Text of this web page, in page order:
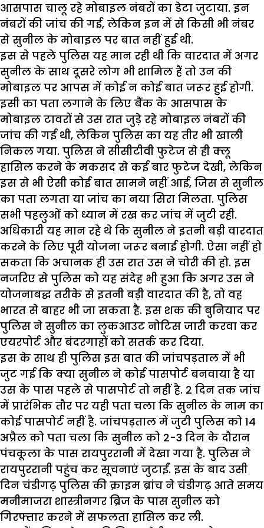
आसपास चालू रहे मोबाइल नंबरों का डेटा जुटाया. इन
नंबरों की जांच की गई, लेकिन इन में से किसी भी नंबर
से सुनील के मोबाइल पर बात नहीं हुई थी.
इस से पहले पुलिस यह मान रही थी कि वारदात में अगर
सुनील के साथ दूसरे लोग भी शामिल हैं तो उन की
मोबाइल पर आपस में कोई न कोई बात जरूर हुई होगी.
इसी का पता लगाने के लिए बैंक के आसपास के
मोबाइल टावरों से उस रात जुड़े रहे मोबाइल नंबरों की
जांच की गई थी, लेकिन पुलिस का यह तीर भी खाली
निकल गया. पुलिस ने सीसीटीवी फुटेज से ही क्लू
हासिल करने के मकसद से कई बार फुटेज देखी, लेकिन
इस से भी ऐसी कोई बात सामने नहीं आई, जिस से सुनील
का पता लगता या जांच का नया सिरा मिलता. पुलिस
सभी पहलुओं को ध्यान में रख कर जांच में जुटी रही.
अधिकारी यह मान रहे थे कि सुनील ने इतनी बड़ी वारदात
करने के लिए पूरी योजना जरूर बनाई होगी. ऐसा नहीं हो
सकता कि अचानक ही उस रात उस ने चोरी की हो. इस
नजरिए से पुलिस को यह संदेह भी हुआ कि अगर उस ने
योजनाबद्ध तरीके से इतनी बड़ी वारदात की है, तो वह
भारत से बाहर भी जा सकता है. इस शक की बुनियाद पर
पुलिस ने सुनील का लुकआउट नोटिस जारी करवा कर
एयरपोर्ट और बंदरगाहों को सतर्क कर दिया.
इस के साथ ही पुलिस इस बात की जांचपड़ताल में भी
जुट गई कि क्या सुनील ने कोई पासपोर्ट बनवाया है या
उस के पास पहले से पासपोर्ट तो नहीं है. 2 दिन तक जांच
में प्रारंभिक तौर पर यही पता चला कि सुनील के नाम का
कोई पासपोर्ट नहीं है. जांचपड़ताल में जुटी पुलिस को 14
अप्रैल को पता चला कि सुनील को 2-3 दिन के दौरान
पंचकूला के पास रायपुररानी में देखा गया है. पुलिस ने
रायपुररानी पहुंच कर सूचनाएं जुटाईं. इस के बाद उसी
दिन चंडीगढ़ पुलिस की क्राइम ब्रांच ने चंडीगढ़ आते समय
मनीमाजरा शास्त्रीनगर ब्रिज के पास सुनील को
गिरफ्तार करने में सफलता हासिल कर ली.